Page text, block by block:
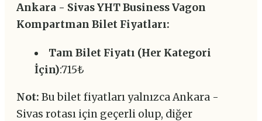
Ankara - Sivas YHT Business Vagon
Kompartman Bilet Fiyatları:
Tam Bilet Fiyatı (Her Kategori
İçin):715₺
Not: Bu bilet fiyatları yalnızca Ankara -
Sivas rotası için geçerli olup, diğer